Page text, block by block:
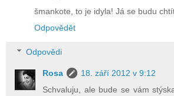
šmankote, to je idyla! Já se budu
Odpovědět
Odpovědi
Rosa
18. září 2012 v 9:12
Schvaluju, ale bude se vám